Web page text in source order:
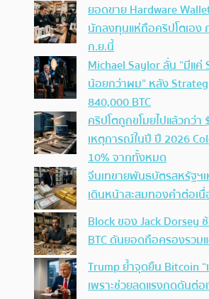
ยอดขาย Hardware
นักลงทุนแห่ถือคริปโตเอง
ก.ย.นี้
Michael Saylor ลั่น “มีแ
น้อยกว่าผม” หลัง
840,000 BTC
คริปโตถูกขโมยไปแล้วกว่
เหตุการณ์ในปี ปี 2026
10% จากทั้งหมด
จีนเทขายพันธบัตรสหรัฐฯ
เดินหน้าสะสมทองคำต่อเ
Block ของ Jack Dorsey
BTC ดันยอดถือครองรวม
Trump ย้ำจุดยืน Bitcoin
เพราะช่วยลดแรงกดดันต่